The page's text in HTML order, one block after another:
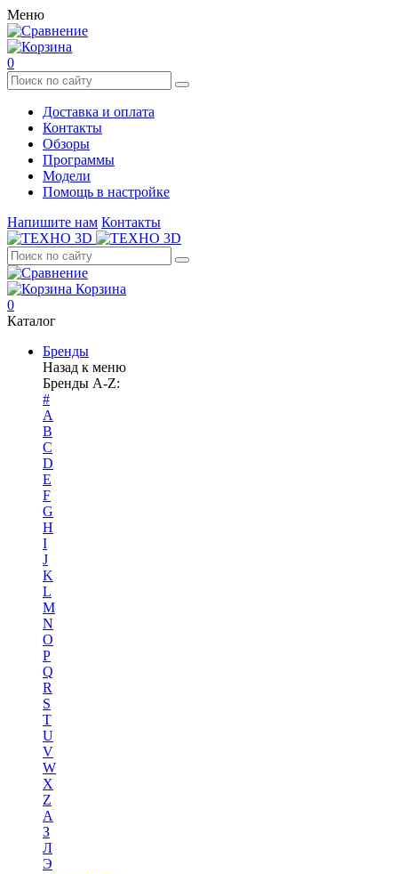
Меню
0
Доставка и оплата
Контакты
Обзоры
Программы
Модели
Помощь в настройке
Напишите нам Контакты
Корзина
0
Каталог
Бренды
Назад к меню
Бренды A-Z:
#
A
B
C
D
E
F
G
H
I
J
K
L
M
N
O
P
Q
R
S
T
U
V
W
X
Z
А
З
Л
Э